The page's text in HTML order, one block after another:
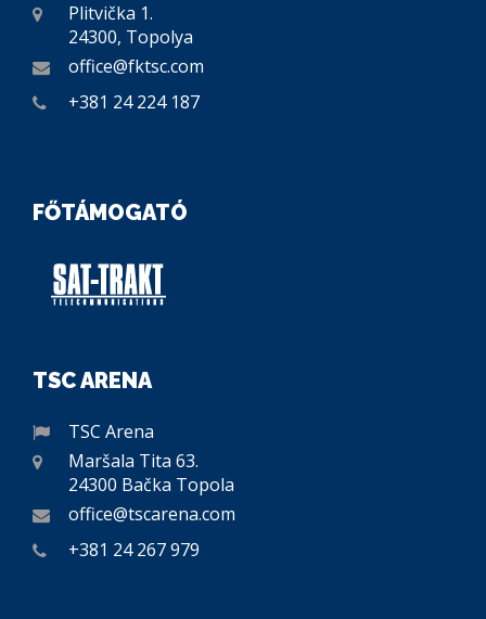
Plitvička 1.
24300, Topolya
office@fktsc.com
+381 24 224 187
FŐTÁMOGATÓ
TSC ARENA
TSC Arena
Maršala Tita 63.
24300 Bačka Topola
office@tscarena.com
+381 24 267 979